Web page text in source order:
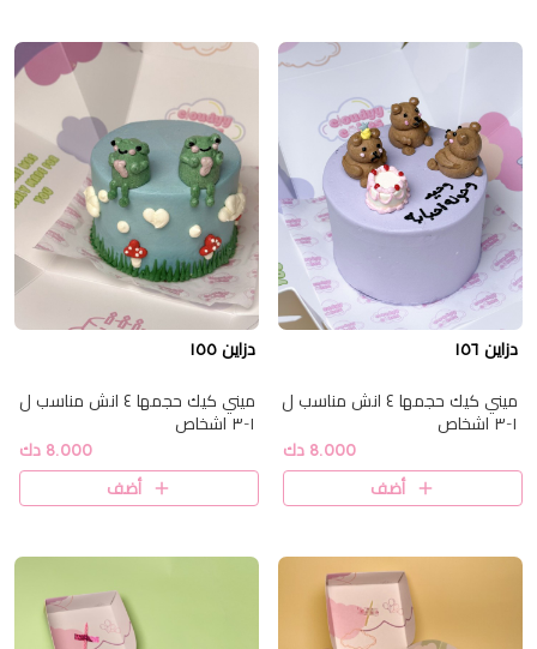
دزاين ١٥٦
ميني كيك حجمها ٤ انش مناسب ل
١-٣ اشخاص
8.000 دك
أضف
دزاين ١٥٥
ميني كيك حجمها ٤ انش مناسب ل
١-٣ اشخاص
8.000 دك
أضف